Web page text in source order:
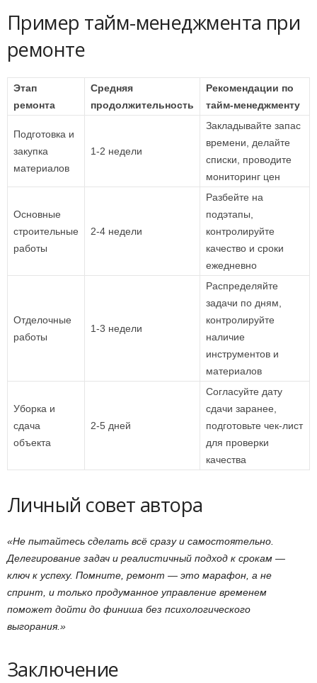
Пример тайм-менеджмента при
ремонте
Этап
ремонта
Средняя
продолжительность
Рекомендации по
тайм-менеджменту
Подготовка и
закупка
материалов
1-2 недели
Закладывайте запас
времени, делайте
списки, проводите
мониторинг цен
Основные
строительные
работы
2-4 недели
Разбейте на
подэтапы,
контролируйте
качество и сроки
ежедневно
Отделочные
работы
1-3 недели
Распределяйте
задачи по дням,
контролируйте
наличие
инструментов и
материалов
Уборка и
сдача
объекта
2-5 дней
Согласуйте дату
сдачи заранее,
подготовьте чек-лист
для проверки
качества
Личный совет автора
«Не пытайтесь сделать всё сразу и самостоятельно.
Делегирование задач и реалистичный подход к срокам —
ключ к успеху. Помните, ремонт — это марафон, а не
спринт, и только продуманное управление временем
поможет дойти до финиша без психологического
выгорания.»
Заключение